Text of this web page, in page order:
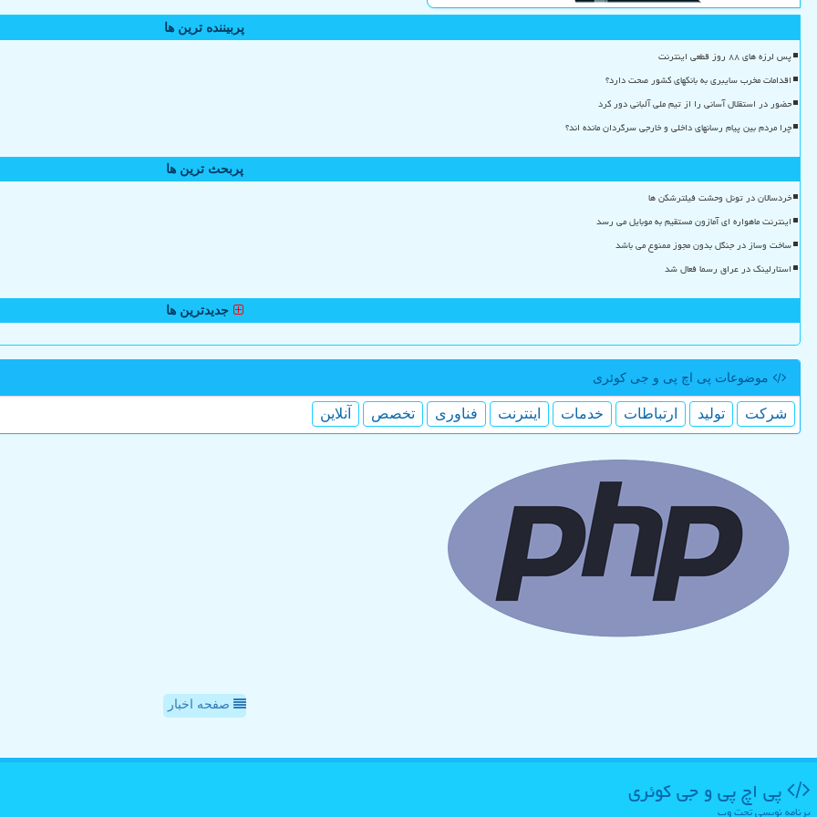
پربیننده ترین ها
پس لرزه های ۸۸ روز قطعی اینترنت
اقدامات مخرب سایبری به بانکهای کشور صحت دارد؟
حضور در استقلال آسانی را از تیم ملی آلبانی دور کرد
چرا مردم بین پیام رسانهای داخلی و خارجی سرگردان مانده اند؟
پربحث ترین ها
خردسالان در تونل وحشت فیلترشکن ها
اینترنت ماهواره ای آمازون مستقیم به موبایل می رسد
ساخت وساز در جنگل بدون مجوز ممنوع می باشد
استارلینک در عراق رسما فعال شد
جدیدترین ها
موضوعات پی اچ پی و جی كوئری
شركت تولید ارتباطات خدمات اینترنت فناوری تخصص آنلاین
صفحه اخبار
پی اچ پی و جی كوئری
برنامه نویسی تحت وب